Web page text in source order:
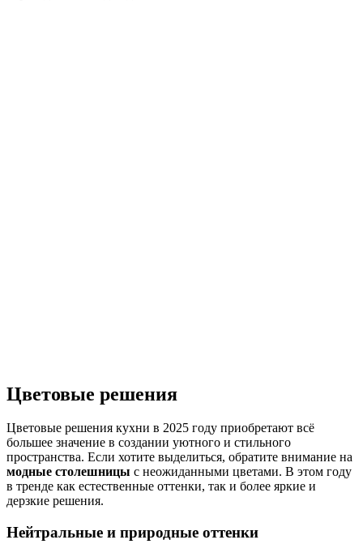
Цветовые решения
Цветовые решения кухни в 2025 году приобретают всё
большее значение в создании уютного и стильного
пространства. Если хотите выделиться, обратите внимание на
модные столешницы с неожиданными цветами. В этом году
в тренде как естественные оттенки, так и более яркие и
дерзкие решения.
Нейтральные и природные оттенки